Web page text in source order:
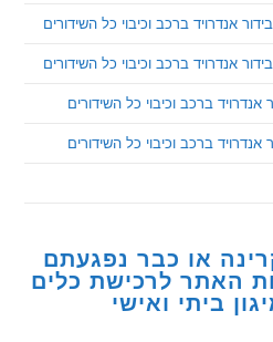
ברכב וכיבוי כל השידורים
ברכב וכיבוי כל השידורים
וכיבוי כל השידורים
וכיבוי כל השידורים
או כבר נפגעתם
לרכישת כלים
ואישי